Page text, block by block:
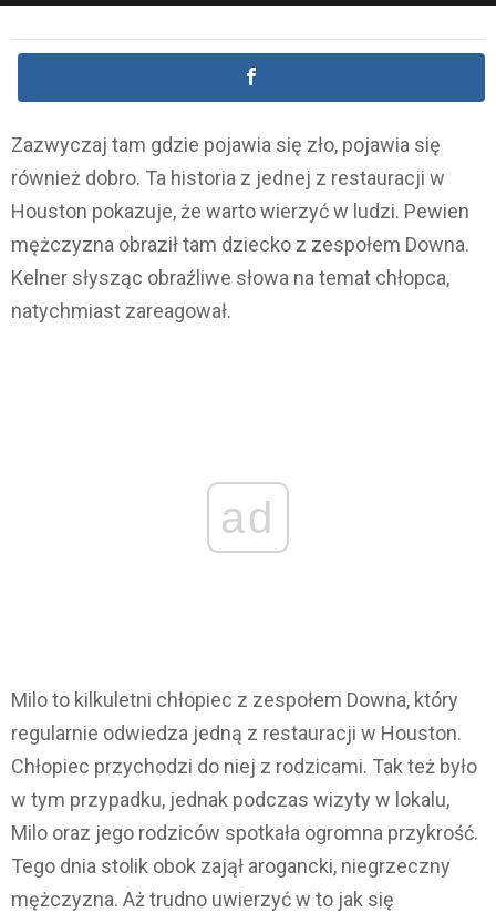
Zazwyczaj tam gdzie pojawia się zło, pojawia się
również dobro. Ta historia z jednej z restauracji w
Houston pokazuje, że warto wierzyć w ludzi. Pewien
mężczyzna obraził tam dziecko z zespołem Downa.
Kelner słysząc obraźliwe słowa na temat chłopca,
natychmiast zareagował.
ad
Milo to kilkuletni chłopiec z zespołem Downa, który
regularnie odwiedza jedną z restauracji w Houston.
Chłopiec przychodzi do niej z rodzicami. Tak też było
w tym przypadku, jednak podczas wizyty w lokalu,
Milo oraz jego rodziców spotkała ogromna przykrość.
Tego dnia stolik obok zajął arogancki, niegrzeczny
mężczyzna. Aż trudno uwierzyć w to jak się